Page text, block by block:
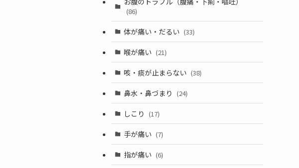
(86)
体が痛い・だるい (33)
喉が痛い (21)
咳・痰が止まらない (38)
鼻水・鼻づまり (24)
しこり (17)
手が痛い (7)
指が痛い (6)